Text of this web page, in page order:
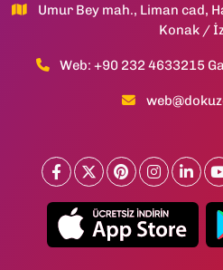
Umur Bey mah., Liman cad,
Konak /
Web: +90 232 4633215